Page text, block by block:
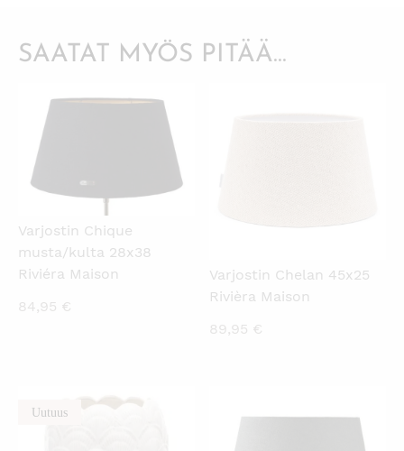
SAATAT MYÖS PITÄÄ...
Varjostin Chique
musta/kulta 28x38
Riviéra Maison
84,95 €
Varjostin Chelan 45x25
Rivièra Maison
89,95 €
UutuusKATSO PIKANÄKYMÄ